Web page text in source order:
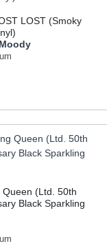
benutze
LOST (Smoky
Preis:
Anzahl:
Queen (Ltd. 50th
Black Sparkling